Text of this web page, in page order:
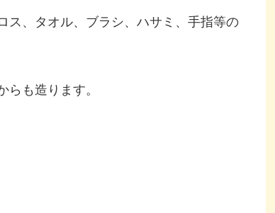
ス、タオル、ブラシ、ハサミ、手指等の
も造ります。